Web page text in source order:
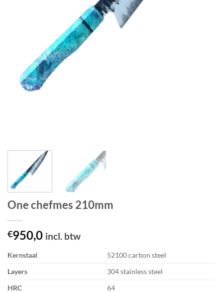
One chefmes 210mm
€950,0 incl. btw
Kernstaal
52100 carbon steel
Layers
304 stainless steel
HRC
64